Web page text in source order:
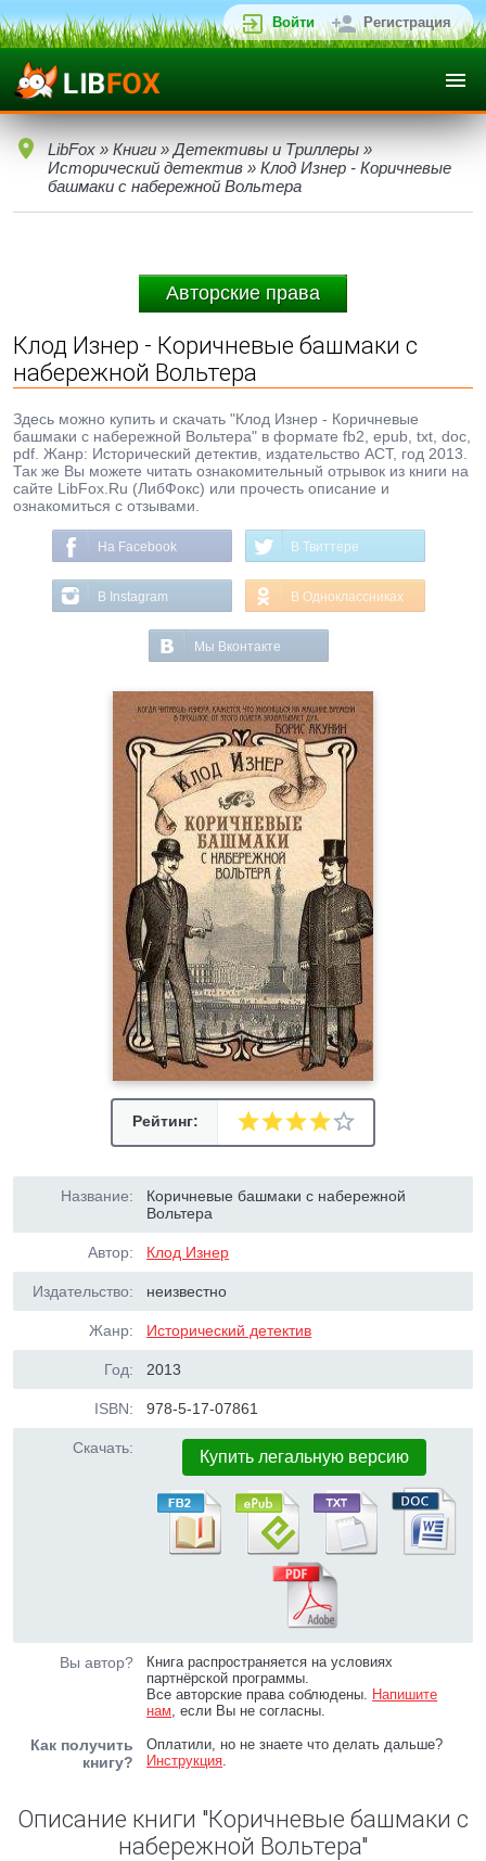
Войти Регистрация
LibFox » Книги » Детективы и Триллеры »
Исторический детектив » Клод Изнер - Коричневые
башмаки с набережной Вольтера
Авторские права
Клод Изнер - Коричневые башмаки с
набережной Вольтера
Здесь можно купить и скачать "Клод Изнер - Коричневые
башмаки с набережной Вольтера" в формате fb2, epub, txt, doc,
pdf. Жанр: Исторический детектив, издательство АСТ, год 2013.
Так же Вы можете читать ознакомительный отрывок из книги на
сайте LibFox.Ru (ЛибФокс) или прочесть описание и
ознакомиться с отзывами.
На Facebook В Твиттере
В Instagram В Одноклассниках
Мы Вконтакте
Рейтинг:
Название:
Коричневые башмаки с набережной
Вольтера
Автор: Клод Изнер
Издательство: неизвестно
Жанр: Исторический детектив
Год: 2013
ISBN: 978-5-17-07861
Скачать: Купить легальную версию
Вы автор?
Книга распространяется на условиях
партнёрской программы.
Все авторские права соблюдены. Напишите
нам, если Вы не согласны.
Как получить
книгу?
Оплатили, но не знаете что делать дальше?
Инструкция.
Описание книги "Коричневые башмаки с
набережной Вольтера"